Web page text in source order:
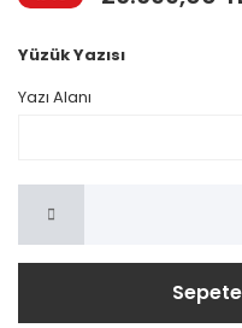
Yüzük Yazısı
Yazı Alanı